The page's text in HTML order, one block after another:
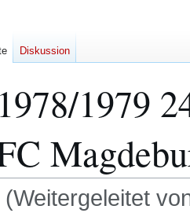
1978/1979
(Weitergeleitet
Diskussion